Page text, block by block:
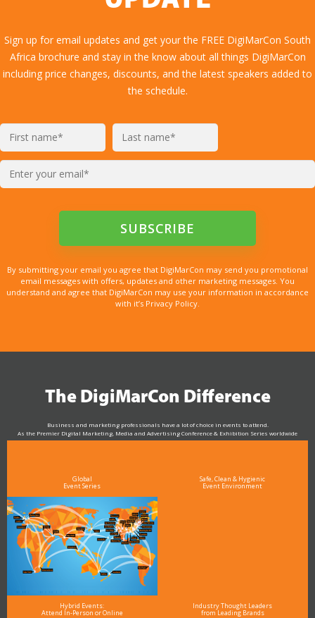
Sign up for email updates and get your the FREE DigiMarCon South
Africa brochure and stay in the know about all things DigiMarCon
including price changes, discounts, and the latest speakers added to
the schedule.
By submitting your email you agree that DigiMarCon may send you promotional
email messages with offers, updates and other marketing messages. You
understand and agree that DigiMarCon may use your information in accordance
with it’s Privacy Policy.
The DigiMarCon Difference
Business and marketing professionals have a lot of choice in events to attend.
As the Premier Digital Marketing, Media and Advertising Conference & Exhibition Series worldwide
see why DigiMarCon stands out above the rest in the marketing industry
Global
Event Series
Safe, Clean & Hygienic
Event Environment
Hybrid Events:
Attend In-Person or Online
Industry Thought Leaders
from Leading Brands